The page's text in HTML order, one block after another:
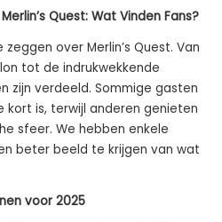
Quest: Wat Vinden Fans?
over Merlin’s Quest. Van
tot de indrukwekkende
zijn verdeeld. Sommige gasten
is, terwijl anderen genieten
sfeer. We hebben enkele
beter beeld te krijgen van wat
voor 2025